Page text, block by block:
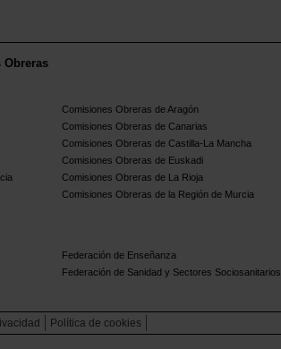
Obreras
Comisiones Obreras de Aragón
Comisiones Obreras de Canarias
Comisiones Obreras de Castilla-La Mancha
Comisiones Obreras de Euskadi
Comisiones Obreras de La Rioja
Comisiones Obreras de la Región de Murcia
Federación de Enseñanza
Federación de Sanidad y Sectores Sociosanitarios
Política de cookies